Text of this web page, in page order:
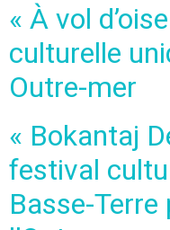
« À vol
culturelle
Outre-mer
« Bokantaj
festival
Basse-